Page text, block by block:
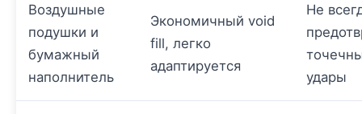
Воздушные
подушки и
бумажный
наполнитель
Экономичный void
fill, легко
адаптируется
Не
удары